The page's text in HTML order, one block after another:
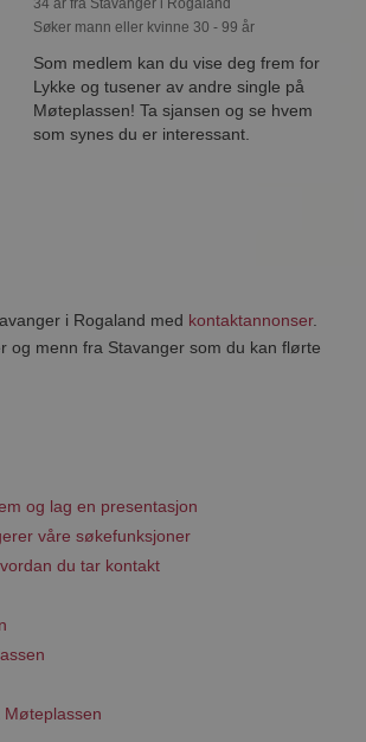
34 år fra Stavanger i Rogaland
Søker mann eller kvinne 30 - 99 år
Som medlem kan du vise deg frem for
Lykke og tusener av andre single på
Møteplassen! Ta sjansen og se hvem
som synes du er interessant.
i Rogaland med kontaktannonser.
og menn fra Stavanger som du kan flørte
og lag en presentasjon
våre søkefunksjoner
du tar kontakt
Møteplassen